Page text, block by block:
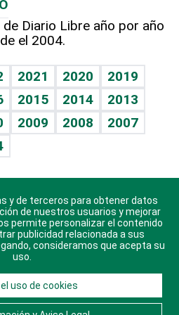
Diario Libre año por año
el 2004.
2021 2020
2019
2015 2014
2013
2009 2008
2007
para Android, iOS y
Huawei.
los derechos reservados.
y de terceros para obtener datos
de nuestros usuarios y mejorar
permite personalizar el contenido
publicidad relacionada a sus
consideramos que acepta su
uso.
uso de cookies